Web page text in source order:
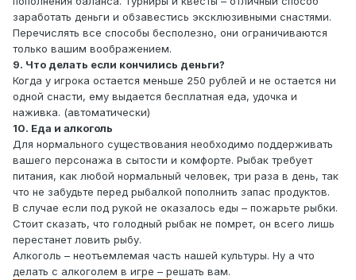
заработать деньги и обзавестись эксклюзивными снастями.
Перечислять все способы бесполезно, они ограничиваются
только вашим воображением.
9. Что делать если кончились деньги?
Когда у игрока остается меньше 250 рублей и не остается ни
одной снасти, ему выдается бесплатная еда, удочка и
наживка. (автоматически)
10. Еда и алкоголь
Для нормального существования необходимо поддерживать
вашего персонажа в сытости и комфорте. Рыбак требует
питания, как любой нормальный человек, три раза в день, так
что не забудьте перед рыбалкой пополнить запас продуктов.
В случае если под рукой не оказалось еды – пожарьте рыбки.
Стоит сказать, что голодный рыбак не помрет, он всего лишь
перестанет ловить рыбу.
Алкоголь – неотъемлемая часть нашей культуры. Ну а что
делать с алкоголем в игре – решать вам.